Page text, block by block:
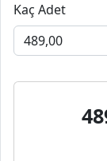
Kaç Adet